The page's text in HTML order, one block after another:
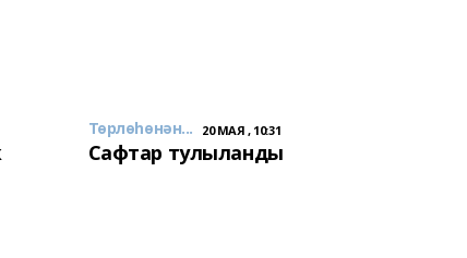
Төрлөһөнән... 20 МАЯ , 10:31
Сафтар тулыланды